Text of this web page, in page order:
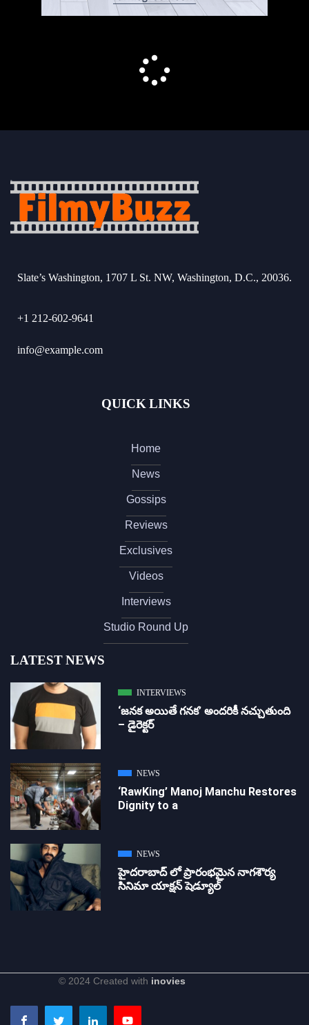
Slate’s Washington, 1707 L St. NW, Washington, D.C., 20036.
+1 212-602-9641
info@example.com
QUICK LINKS
Home
News
Gossips
Reviews
Exclusives
Videos
Interviews
Studio Round Up
LATEST NEWS
INTERVIEWS
‘జ‌న‌క అయితే గ‌న‌క‌’ అందరికీ నచ్చుతుంది
– డైరెక్ట‌ర్
NEWS
‘RawKing’ Manoj Manchu Restores
Dignity to a
NEWS
హైదరాబాద్ లో ప్రారంభమైన నాగశౌర్య
సినిమా యాక్షన్ షెడ్యూల్
© 2024 Created with inovies